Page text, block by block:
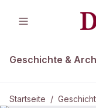
Geschichte &
Startseite /